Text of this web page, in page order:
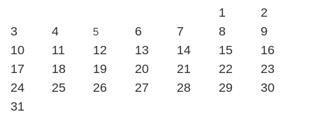
1
2
3
4 5 6 7 8
9
10
11 12 13 14 15
16
17
18 19 20 21 22
23
24
25 26 27 28 29
30
31